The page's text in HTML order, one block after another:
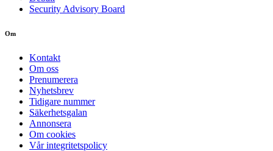
Security Advisory Board
Om
Kontakt
Om oss
Prenumerera
Nyhetsbrev
Tidigare nummer
Säkerhetsgalan
Annonsera
Om cookies
Vår integritetspolicy